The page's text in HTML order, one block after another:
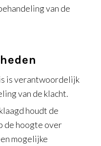
van de
is verantwoordelijk
van de klacht.
houdt de
de hoogte over
mogelijke